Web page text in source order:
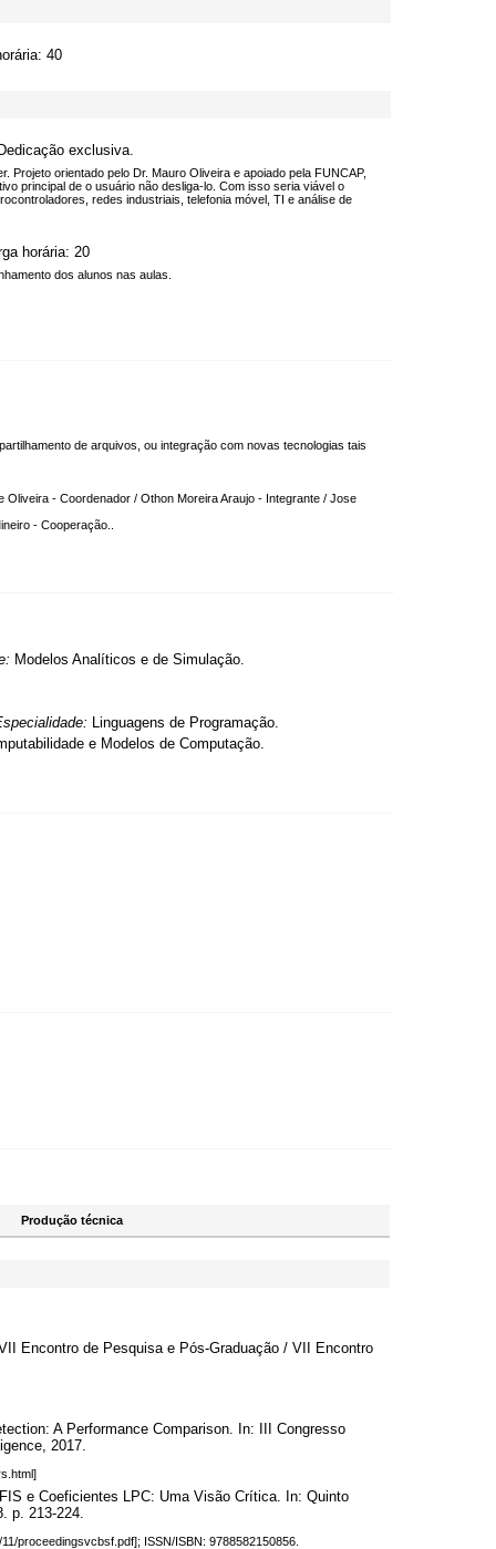
40
exclusiva.
Projeto orientado pelo Dr. Mauro Oliveira e apoiado pela FUNCAP,
principal de o usuário não desliga-lo. Com isso seria viável o
redes industriais, telefonia móvel, TI e análise de
horária: 20
dos alunos nas aulas.
de arquivos, ou integração com novas tecnologias tais
- Coordenador / Othon Moreira Araujo - Integrante / Jose
- Cooperação..
Modelos Analíticos e de Simulação.
Linguagens de Programação.
e Modelos de Computação.
Produção técnica
Encontro de Pesquisa e Pós-Graduação / VII Encontro
A Performance Comparison. In: III Congresso
2017.
e Coeficientes LPC: Uma Visão Crítica. In: Quinto
p. 213-224.
proceedingsvcbsf.pdf]; ISSN/ISBN: 9788582150856.